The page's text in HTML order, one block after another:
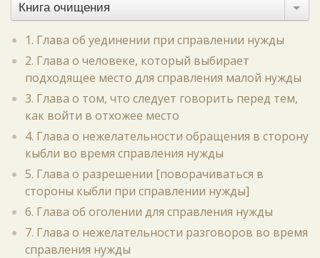
Книга очищения
1. Глава об уединении при справлении нужды
2. Глава о человеке, который выбирает
подходящее место для справления малой нужды
3. Глава о том, что следует говорить перед тем,
как войти в отхожее место
4. Глава о нежелательности обращения в сторону
кыбли во время справления нужды
5. Глава о разрешении [поворачиваться в
стороны кыбли при справлении нужды]
6. Глава об оголении для справления нужды
7. Глава о нежелательности разговоров во время
справления нужды